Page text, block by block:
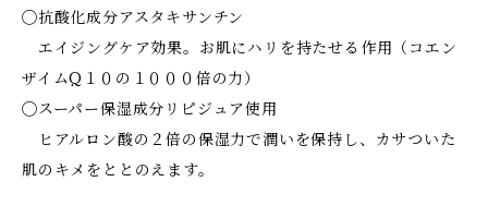
◯抗酸化成分アスタキサンチン
エイジングケア効果。お肌にハリを持たせる作用（コエン
ザイムQ１０の１０００倍の力）
◯スーパー保湿成分リピジュア使用
ヒアルロン酸の２倍の保湿力で潤いを保持し、カサついた
肌のキメをととのえます。